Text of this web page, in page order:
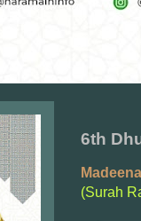
6th
(Surah